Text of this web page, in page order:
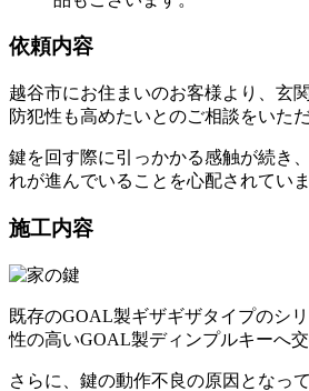
依頼内容
越谷市にお住まいのお客様より、玄
防犯性も高めたいとのご相談をいた
鍵を回す際に引っかかる感触が続き
れが進んでいることを心配されていま
施工内容
既存のGOAL製ギザギザタイプのシ
性の高いGOAL製ディンプルキーへ交
さらに、鍵の動作不良の原因となっ